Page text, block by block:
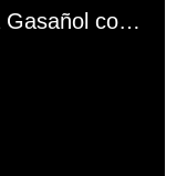
El mal momento de Yanina Gasañol con un hincha argentino en "Subrayado"